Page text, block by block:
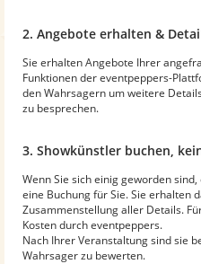
2. Angebote erhalten &
Sie erhalten Angebote Ihrer
Funktionen der eventpeppers-
den Wahrsagern um weitere
zu besprechen.
3. Showkünstler buchen,
Wenn Sie sich einig geworden
eine Buchung für Sie. Sie erhalten
Zusammenstellung aller Details.
Kosten durch eventpeppers.
Nach Ihrer Veranstaltung sind sie
Wahrsager zu bewerten.